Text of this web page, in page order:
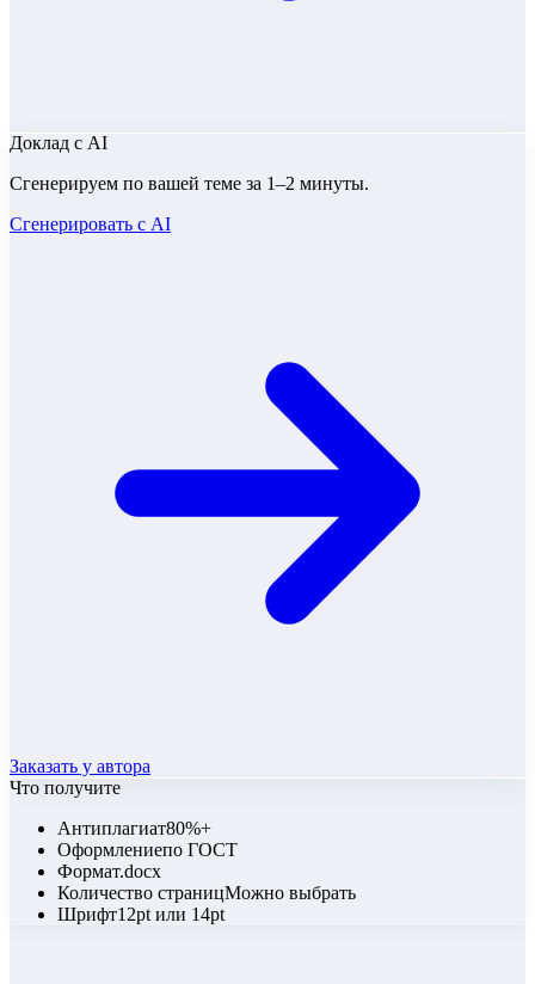
Доклад с AI
Сгенерируем по вашей теме за 1–2 минуты.
Сгенерировать с AI
Заказать у автора
Что получите
Антиплагиат80%+
Оформлениепо ГОСТ
Формат.docx
Количество страницМожно выбрать
Шрифт12pt или 14pt